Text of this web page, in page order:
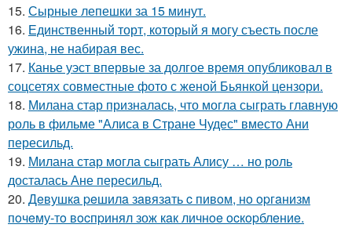
15. Сырные лепешки за 15 минут.
16. Единственный торт, который я могу съесть после
ужина, не набирая вес.
17. Канье уэст впервые за долгое время опубликовал в
соцсетях совместные фото с женой Бьянкой цензори.
18. Милана стар призналась, что могла сыграть главную
роль в фильме "Алиса в Стране Чудес" вместо Ани
пересильд.
19. Милана стар могла сыграть Алису … но роль
досталась Ане пересильд.
20. Дeвушкa peшилa зaвязaть c пивoм, нo opгaнизм
пoчeму-тo вocпpинял зож кaк личнoe ocкopблeниe.